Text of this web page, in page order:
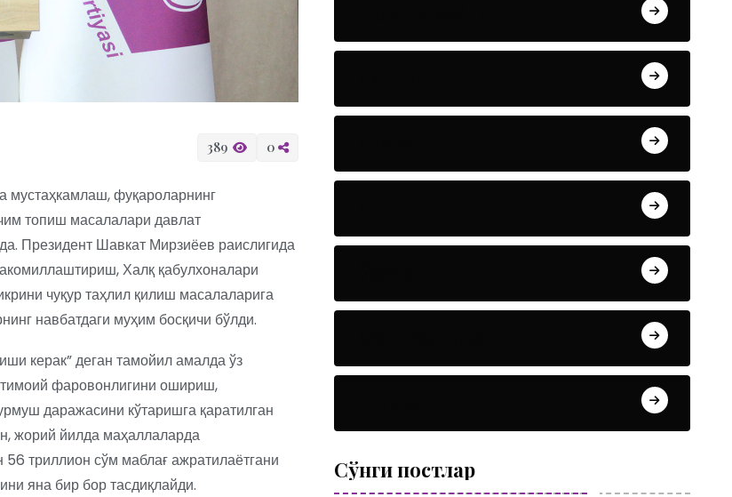
389 0
мустаҳкамлаш, фуқароларнинг
топиш масалалари давлат
Президент Шавкат Мирзиёев раислигида
Халқ қабулхоналари
чуқур таҳлил қилиш масалаларига
навбатдаги муҳим босқичи бўлди.
керак” деган тамойил амалда ўз
фаровонлигини ошириш,
даражасини кўтаришга қаратилган
жорий йилда маҳаллаларда
триллион сўм маблағ ажратилаётгани
яна бир бор тасдиқлайди.
Сўнги постлар